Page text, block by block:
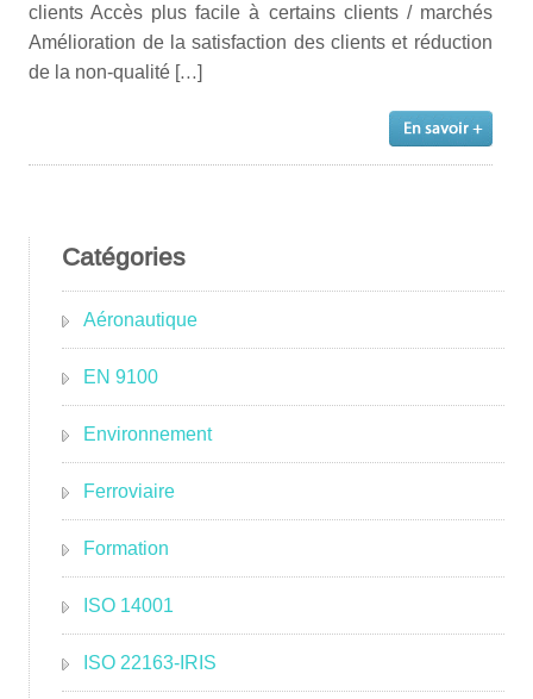
clients Accès plus facile à certains clients / marchés
Amélioration de la satisfaction des clients et réduction
de la non-qualité […]
Catégories
Aéronautique
EN 9100
Environnement
Ferroviaire
Formation
ISO 14001
ISO 22163-IRIS